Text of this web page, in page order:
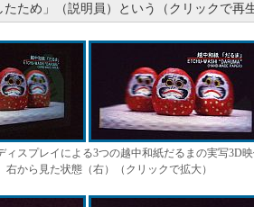
たため」（説明員）という（クリックで再生
ィスプレイによる3つの越中和紙だるまの実写3D
右から見た状態（右）（クリックで拡大）